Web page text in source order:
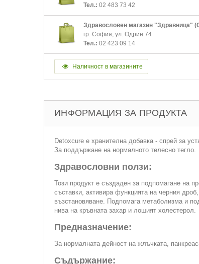
Тел.: 02 483 73 42
Здравословен магазин "Здравница"
гр. София, ул. Одрин 74
Тел.: 02 423 09 14
Наличност в магазините
ИНФОРМАЦИЯ ЗА ПРОДУКТА
Detoxcure e хранителна добавка - спрей за
За поддържане на нормалното телесно тегло.
Здравословни ползи:
Този продукт е създаден за подпомагане на
съставки, активира функцията на черния
възстановяване. Подпомага метаболизма и
нива на кръвната захар и лошият холестерол.
Предназначение:
За нормалната дейност на жлъчката,
Съдържание: